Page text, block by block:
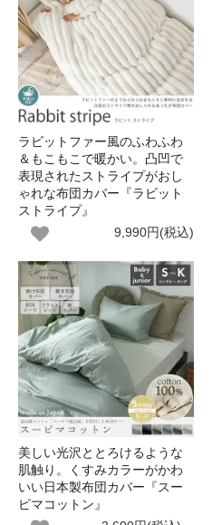
ラビットファー風のふわふわ
＆もこもこで暖かい。凸凹で
表現されたストライプがおし
ゃれな布団カバー『ラビット
ストライプ』
9,990円(税込)
美しい光沢ととろけるような
肌触り。くすみカラーがかわ
いい日本製布団カバー『スー
ピマコットン』